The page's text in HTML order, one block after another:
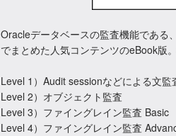
Oracleデータベースの監査機能である
でまとめた人気コンテンツのeBook版
Level 1）Audit sessionなどによる文監
Level 2）オブジェクト監査
Level 3）ファイングレイン監査 Basic
Level 4）ファイングレイン監査